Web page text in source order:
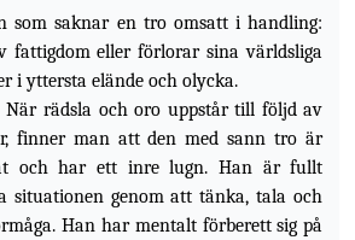
som saknar en tro omsatt i handling:
fattigdom eller förlorar sina världsliga
iyttersta elände och olycka.
När rädsla och oro uppstår till följd av
finner man att den med sann tro är
och har ett inre lugn. Han är fullt
situationen genom att tänka, tala och
Han har mentalt förberett sig på